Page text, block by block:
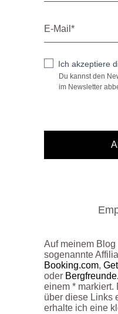
Ich akzeptiere
Du kannst den
im Newsletter
Auf meinem
sogenannte
Booking.com,
oder
einem * markiert.
über diese Links
erhalte ich eine